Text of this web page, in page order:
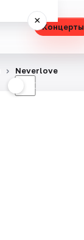
Концерты
×
☾
Neverlove